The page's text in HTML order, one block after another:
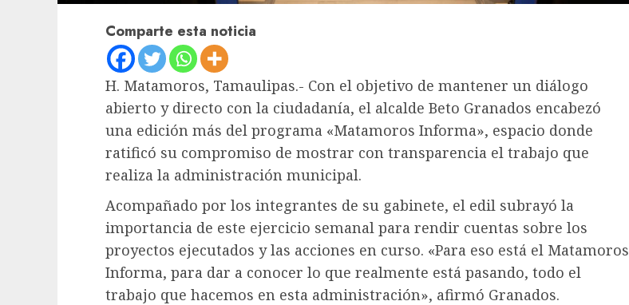
Comparte esta noticia
H. Matamoros, Tamaulipas.- Con el objetivo de mantener un diálogo
abierto y directo con la ciudadanía, el alcalde Beto Granados encabezó
una edición más del programa «Matamoros Informa», espacio donde
ratificó su compromiso de mostrar con transparencia el trabajo que
realiza la administración municipal.
Acompañado por los integrantes de su gabinete, el edil subrayó la
importancia de este ejercicio semanal para rendir cuentas sobre los
proyectos ejecutados y las acciones en curso. «Para eso está el Matamoros
Informa, para dar a conocer lo que realmente está pasando, todo el
trabajo que hacemos en esta administración», afirmó Granados.